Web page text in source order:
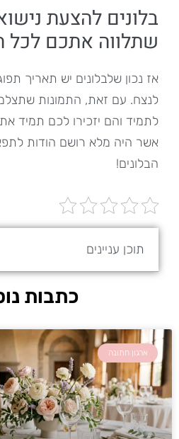
בלונים להצעת
שתלווה אתכם לכל
אז נכון שלבלונים יש תאריך
לנצח. עם זאת, התמונות
לתמיד והם יזכירו לכם תמיד
אשר היה מלא רושם הודות
הבלונים!
תוכן עניינים
כתבות
ארגון חתונה